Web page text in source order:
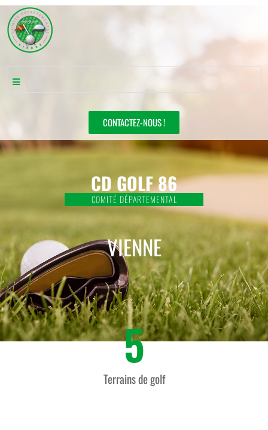
CONTACTEZ-NOUS !
CD GOLF 86
COMITÉ DÉPARTEMENTAL
VIENNE
Terrains de golf
5